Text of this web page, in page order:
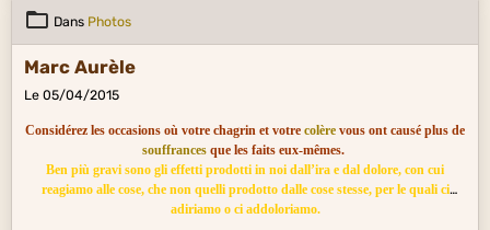
Dans Photos
Marc Aurèle
Le 05/04/2015
Considérez les occasions où votre chagrin et votre colère vous ont causé plus de
souffrances que les faits eux-mêmes.
Ben più gravi sono gli effetti prodotti in noi dall’ira e dal dolore, con cui
reagiamo alle cose, che non quelli prodotto dalle cose stesse, per le quali ci
adiriamo o ci addoloriamo.